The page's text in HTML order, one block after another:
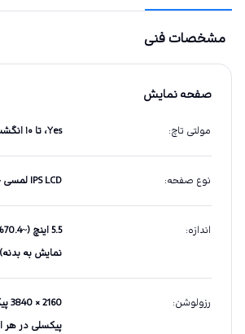
مشخصات فنی
صفحه نمایش
مولتی تاچ: Yes، تا ۱۰ انگشت
نوع صفحه: IPS LCD لمسی خازنی، 16 میلیون رنگ
اندازه:
نمایش به بدنه)
رزولوشن:
پیکسلی در هر